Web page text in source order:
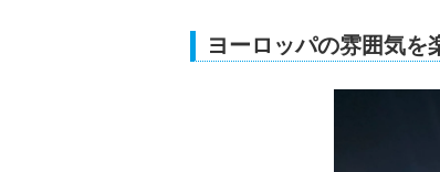
ヨーロッパの雰囲気を